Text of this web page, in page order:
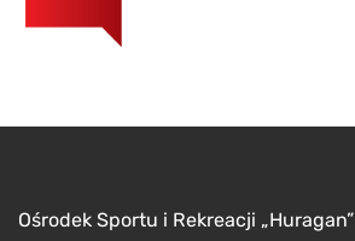
Ośrodek Sportu i Rekreacji „Huragan”